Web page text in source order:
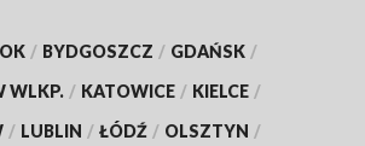
/ BYDGOSZCZ / GDAŃSK /
WLKP. / KATOWICE / KIELCE /
/ LUBLIN / ŁÓDŹ / OLSZTYN /